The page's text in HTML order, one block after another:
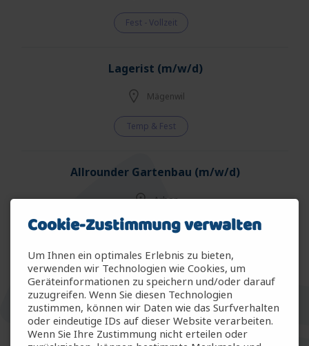
Fest - Vollzeit
Lagerist (m/w/d)
Mägenwil
Temp & Fest
Allrounder Gartenbau (m/w/d)
Arbon
Temp & Fest
Allrounder Zimmermann (m/w/d)
Frauenfeld
Temp & Fest
Cookie-Zustimmung verwalten
Um Ihnen ein optimales Erlebnis zu bieten,
verwenden wir Technologien wie Cookies, um
Geräteinformationen zu speichern und/oder darauf
zuzugreifen. Wenn Sie diesen Technologien
zustimmen, können wir Daten wie das Surfverhalten
oder eindeutige IDs auf dieser Website verarbeiten.
Wenn Sie Ihre Zustimmung nicht erteilen oder